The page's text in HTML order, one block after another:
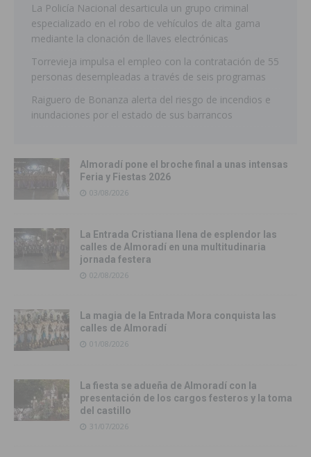
La Policía Nacional desarticula un grupo criminal
especializado en el robo de vehículos de alta gama
mediante la clonación de llaves electrónicas
Torrevieja impulsa el empleo con la contratación de 55
personas desempleadas a través de seis programas
Raiguero de Bonanza alerta del riesgo de incendios e
inundaciones por el estado de sus barrancos
Almoradí pone el broche final a unas intensas
Feria y Fiestas 2026
03/08/2026
La Entrada Cristiana llena de esplendor las
calles de Almoradí en una multitudinaria
jornada festera
02/08/2026
La magia de la Entrada Mora conquista las
calles de Almoradí
01/08/2026
La fiesta se adueña de Almoradí con la
presentación de los cargos festeros y la toma
del castillo
31/07/2026